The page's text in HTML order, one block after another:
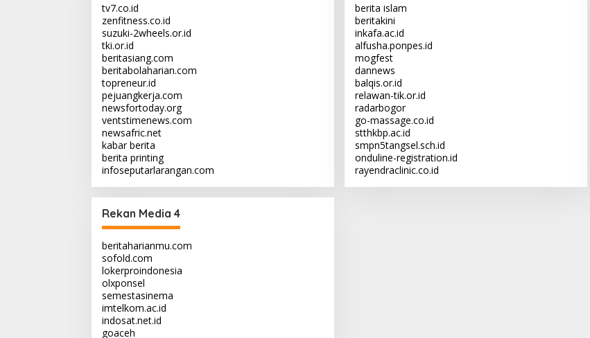
tv7.co.id
zenfitness.co.id
suzuki-2wheels.or.id
tki.or.id
beritasiang.com
beritabolaharian.com
topreneur.id
pejuangkerja.com
newsfortoday.org
ventstimenews.com
newsafric.net
kabar berita
berita printing
infoseputarlarangan.com
Rekan Media 4
beritaharianmu.com
sofold.com
lokerproindonesia
olxponsel
semestasinema
imtelkom.ac.id
indosat.net.id
goaceh
berita islam
beritakini
inkafa.ac.id
alfusha.ponpes.id
mogfest
dannews
balqis.or.id
relawan-tik.or.id
radarbogor
go-massage.co.id
stthkbp.ac.id
smpn5tangsel.sch.id
onduline-registration.id
rayendraclinic.co.id